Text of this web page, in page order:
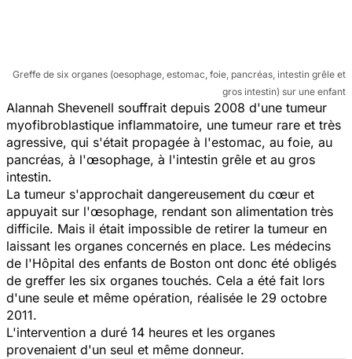
Greffe de six organes (oesophage, estomac, foie, pancréas, intestin grêle et
gros intestin) sur une enfant
Alannah Shevenell souffrait depuis 2008 d'une tumeur
myofibroblastique inflammatoire, une tumeur rare et très
agressive, qui s'était propagée à l'estomac, au foie, au
pancréas, à l'œsophage, à l'intestin grêle et au gros
intestin.
La tumeur s'approchait dangereusement du cœur et
appuyait sur l'œsophage, rendant son alimentation très
difficile. Mais il était impossible de retirer la tumeur en
laissant les organes concernés en place. Les médecins
de l'Hôpital des enfants de Boston ont donc été obligés
de greffer les six organes touchés. Cela a été fait lors
d'une seule et même opération, réalisée le 29 octobre
2011.
L'intervention a duré 14 heures et les organes
provenaient d'un seul et même donneur.